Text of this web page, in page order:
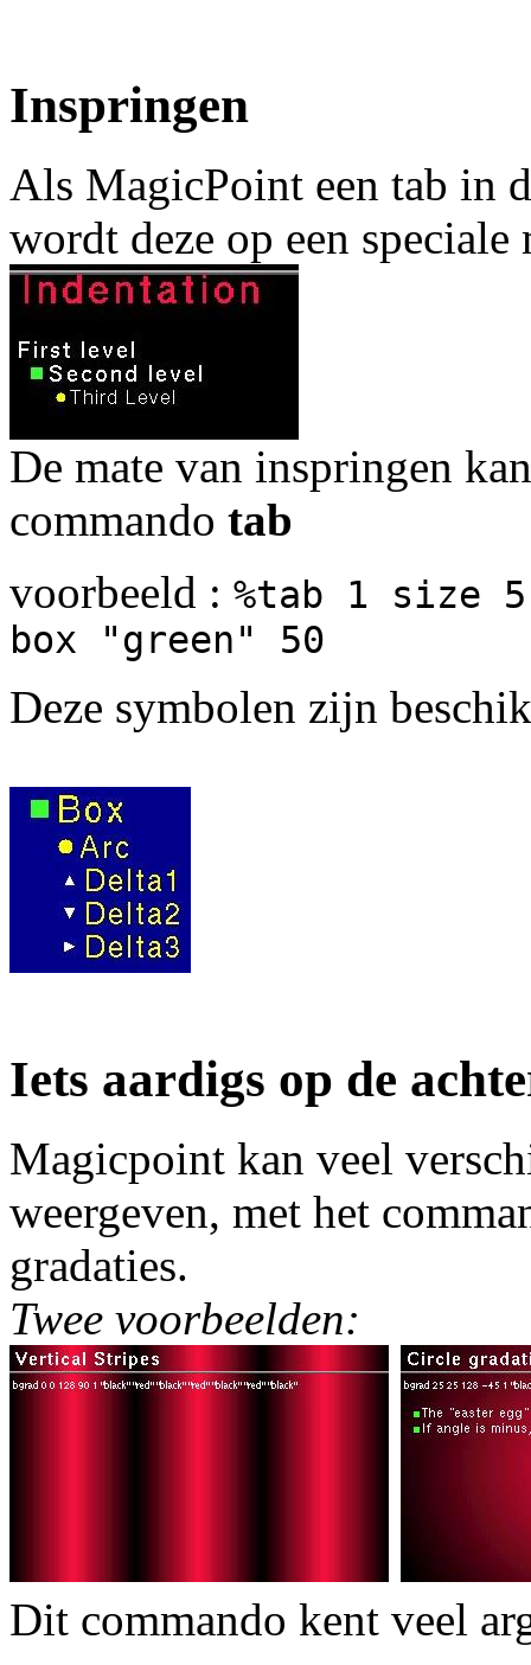
Inspringen
Als MagicPoint een tab in
wordt deze op een speciale
De mate van inspringen
commando tab
voorbeeld : %tab 1 size
box "green" 50
Deze symbolen zijn
Iets aardigs op de
Magicpoint kan veel
weergeven, met het
gradaties.
Twee voorbeelden:
Dit commando kent veel